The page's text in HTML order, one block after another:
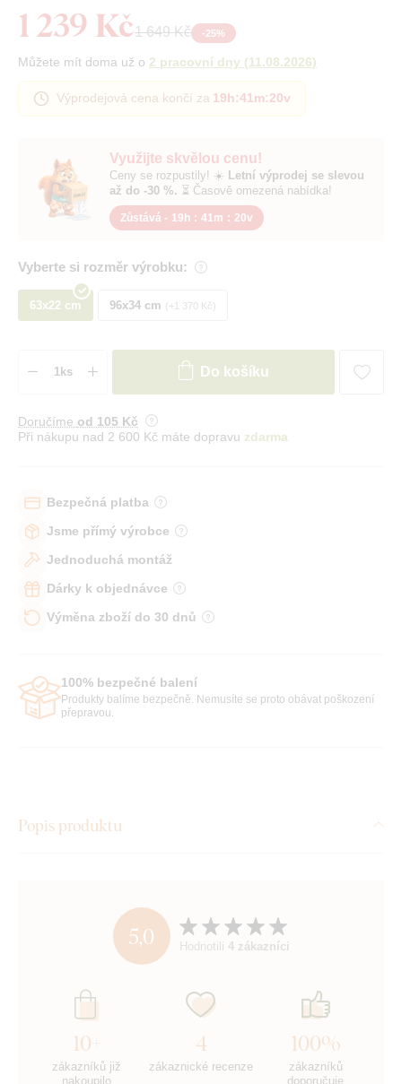
Využijte skvělou cenu!
Ceny se rozpustily! ☀️ Letní výprodej se slevou
až do -30 %. ⏳ Časově omezená nabídka!
Zůstává - 19h : 41m : 19v
Vyberte si rozměr výrobku:
63x22 cm 96x34 cm +1 370 Kč
1 239 Kč1 649 Kč -25%
Můžete mít doma už o 2 pracovní dny (11.08.2026)
Výprodejová cena končí za 19h:41m:19v
Do košíku
Doručíme od 105 Kč
Při nákupu nad 2 600 Kč máte dopravu zdarma
Bezpečná platba
Jsme přímý výrobce
Jednoduchá montáž
Dárky k objednávce
Výměna zboží do 30 dnů
100% bezpečné balení
Produkty balíme bezpečně. Nemusíte se proto obávat poškození
přepravou.
Popis produktu
5,0 Hodnotili 4 zákazníci
10+
zákazníků již
nakoupilo
4
zákaznické recenze
100%
zákazníků
doporučuje